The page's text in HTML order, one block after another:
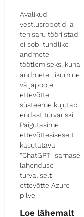
Avalikud
vestlusrobotid ja
tehisaru tööriistad
ei sobi tundlike
andmete
töötlemiseks, kuna
andmete liikumine
väljapoole
ettevõtte
süsteeme kujutab
endast turvariski.
Paigutasime
ettevõttesiseselt
kasutatava
"ChatGPT" sarnase
lahenduse
turvaliselt
ettevõtte Azure
pilve.
Loe lähemalt